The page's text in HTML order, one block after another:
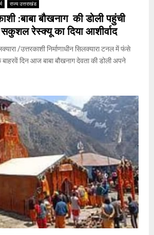
राज्य उत्तराखंड
:बाबा बौखनाग की डोली पहुंची
रेस्क्यू का दिया आशीर्वाद
/उत्तरकाशी निर्माणाधीन सिलक्यारा टनल में फंसे
दिन आज बाबा बौखनाग देवता की डोली अपने